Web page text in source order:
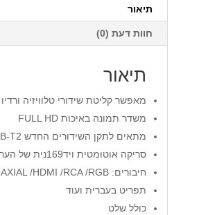
תיאור
חוות דעת (0)
תיאור
מאפשר קליטת שידורי טלוויזיה ורדיו
משדר תמונה באיכות FULL HD
מתאים לתקן השידורים החדש DVB-T2
סריקה אוטומטית ויד169נית של הערוצים
חיבורים: COAXIAL /HDMI /RCA /RGB
תפריט בעברית ועוד
כולל שלט